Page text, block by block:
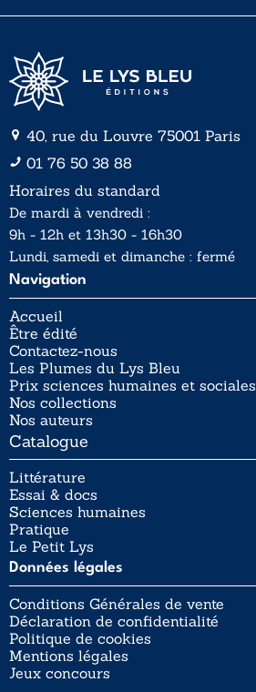
40, rue du Louvre 75001 Paris
01 76 50 38 88
Horaires du standard
De mardi à vendredi :
9h - 12h et 13h30 - 16h30
Lundi, samedi et dimanche : fermé
Navigation
Accueil
Être édité
Contactez-nous
Les Plumes du Lys Bleu
Prix sciences humaines et sociales
Nos collections
Nos auteurs
Catalogue
Littérature
Essai & docs
Sciences humaines
Pratique
Le Petit Lys
Données légales
Conditions Générales de vente
Déclaration de confidentialité
Politique de cookies
Mentions légales
Jeux concours